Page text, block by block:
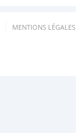
MENTIONS LÉGALES